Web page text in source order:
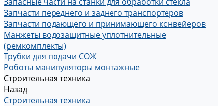
Запчасти переднего и заднего транспортеров
Запчасти подающего и принимающего конвейеров
Манжеты водозащитные уплотнительные
(ремкомплекты)
Трубки для подачи СОЖ
Роботы манипуляторы монтажные
Строительная техника
Назад
Строительная техника